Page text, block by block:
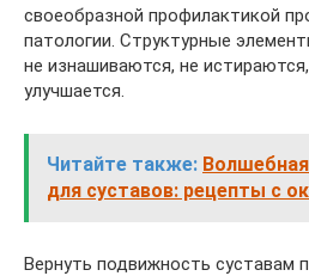
своеобразной профилактикой
патологии. Структурные
не изнашиваются, не
улучшается.
Читайте также:
для суставов: рецепты с
Вернуть подвижность суставам